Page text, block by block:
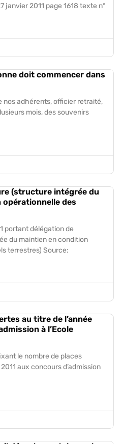
janvier 2011 page 1618 texte n°
doit commencer dans
nos adhérents, officier retraité,
mois, des souvenirs
(structure intégrée du
des
portant délégation de
du maintien en condition
terrestres) Source:
au titre de l’année
à l’Ecole
le nombre de places
aux concours d’admission